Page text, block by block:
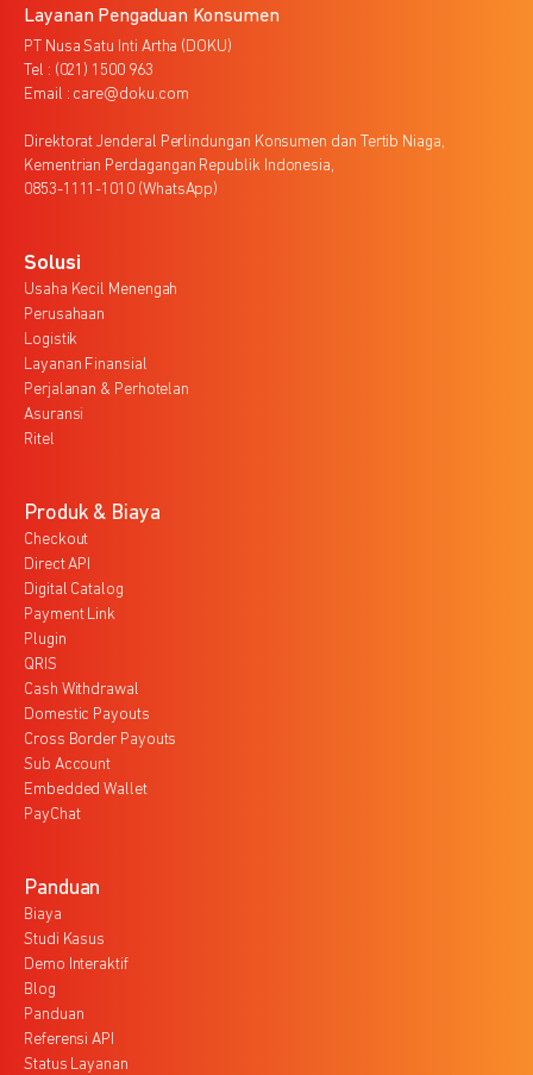
Layanan Pengaduan Konsumen
PT Nusa Satu Inti Artha (DOKU)
Tel : (021) 1500 963
Email : care@doku.com
Direktorat Jenderal Perlindungan Konsumen dan Tertib Niaga,
Kementrian Perdagangan Republik Indonesia,
0853-1111-1010 (WhatsApp)
Solusi
Usaha Kecil Menengah
Perusahaan
Logistik
Layanan Finansial
Perjalanan & Perhotelan
Asuransi
Ritel
Produk & Biaya
Checkout
Direct API
Digital Catalog
Payment Link
Plugin
QRIS
Cash Withdrawal
Domestic Payouts
Cross Border Payouts
Sub Account
Embedded Wallet
PayChat
Panduan
Biaya
Studi Kasus
Demo Interaktif
Blog
Panduan
Referensi API
Status Layanan